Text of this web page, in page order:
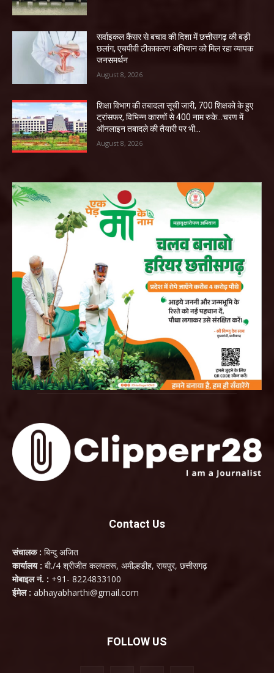
सर्वाइकल कैंसर से बचाव की दिशा में छत्तीसगढ़ की बड़ी
छलांग, एचपीवी टीकाकरण अभियान को मिल रहा व्यापक
जनसमर्थन
August 8, 2026
शिक्षा विभाग की तबादला सूची जारी, 700 शिक्षको के हुए
ट्रांसफर, विभिन्न कारणों से 400 नाम रुके…चरण में
ऑनलाइन तबादले की तैयारी पर भी...
August 8, 2026
Contact Us
संचालक : बिन्दु अजित
कार्यालय : बी./4 श्रीजीत कलपतरू, अमील्हडीह, रायपुर, छत्तीसगढ़
मोबाइल नं. : +91- 8224833100
ईमेल : abhayabharthi@gmail.com
FOLLOW US